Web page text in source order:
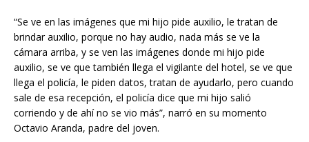
“Se ve en las imágenes que mi hijo pide auxilio, le tratan de
brindar auxilio, porque no hay audio, nada más se ve la
cámara arriba, y se ven las imágenes donde mi hijo pide
auxilio, se ve que también llega el vigilante del hotel, se ve que
llega el policía, le piden datos, tratan de ayudarlo, pero cuando
sale de esa recepción, el policía dice que mi hijo salió
corriendo y de ahí no se vio más”, narró en su momento
Octavio Aranda, padre del joven.